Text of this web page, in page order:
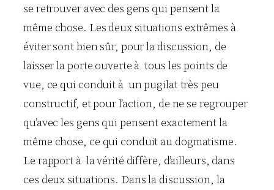
se retrouver avec des gens qui pensent la
même chose. Les deux situations extrêmes à
éviter sont bien sûr, pour la discussion, de
laisser la porte ouverte à tous les points de
vue, ce qui conduit à un pugilat très peu
constructif, et pour l’action, de ne se regrouper
qu’avec les gens qui pensent exactement la
même chose, ce qui conduit au dogmatisme.
Le rapport à la vérité diffère, d’ailleurs, dans
ces deux situations. Dans la discussion, la